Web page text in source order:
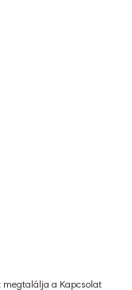
megtalálja a Kapcsolat